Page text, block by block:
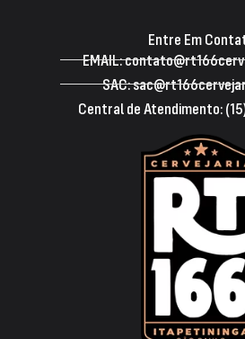
Entre Em
EMAIL:
SAC:
Central de Atendimento: